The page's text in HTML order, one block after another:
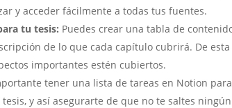
y acceder fácilmente a todas tus fuentes.
tu tesis: Puedes crear una tabla de
de lo que cada capítulo cubrirá. De
importantes estén cubiertos.
tener una lista de tareas en Notion
y así asegurarte de que no te saltes